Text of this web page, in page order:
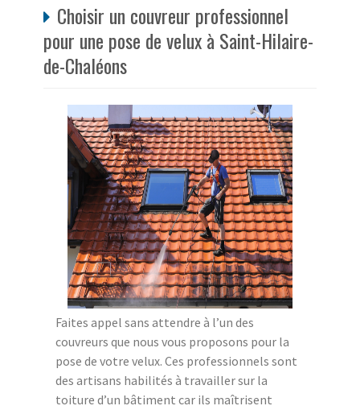
Choisir un couvreur professionnel
pour une pose de velux à Saint-Hilaire-
de-Chaléons
Faites appel sans attendre à l’un des
couvreurs que nous vous proposons pour la
pose de votre velux. Ces professionnels sont
des artisans habilités à travailler sur la
toiture d’un bâtiment car ils maîtrisent